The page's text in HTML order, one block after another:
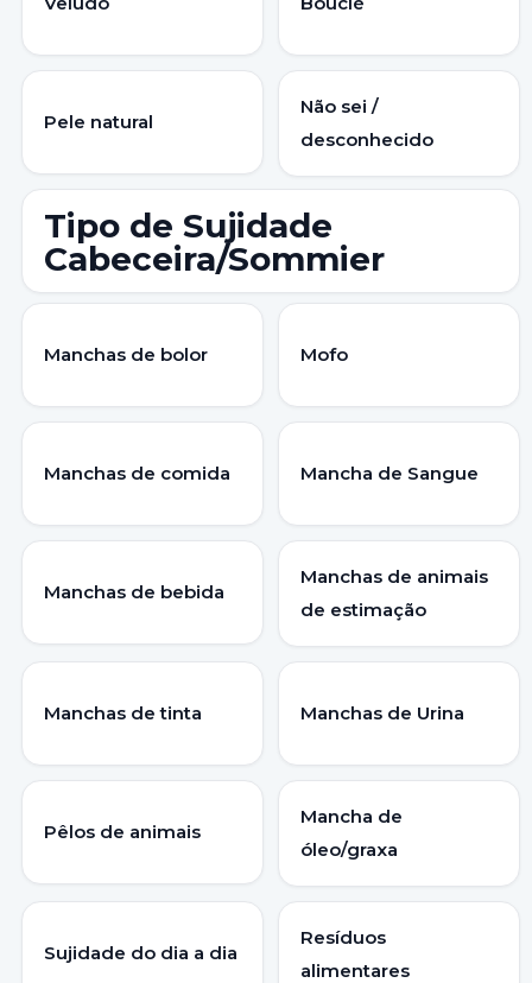
Pele natural
Não sei /
desconhecido
Tipo de Sujidade
Cabeceira/Sommier
Manchas de bolor Mofo
Manchas de comida Mancha de Sangue
Manchas de bebida
Manchas de animais
de estimação
Manchas de tinta Manchas de Urina
Pêlos de animais
Mancha de
óleo/graxa
Sujidade do dia a dia
Resíduos
alimentares